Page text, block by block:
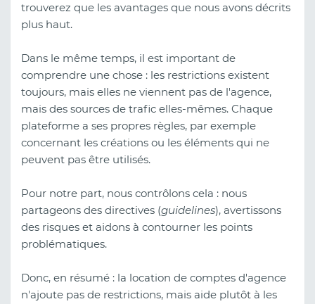
trouverez que les avantages que nous avons décrits
plus haut.
Dans le même temps, il est important de
comprendre une chose : les restrictions existent
toujours, mais elles ne viennent pas de l'agence,
mais des sources de trafic elles-mêmes. Chaque
plateforme a ses propres règles, par exemple
concernant les créations ou les éléments qui ne
peuvent pas être utilisés.
Pour notre part, nous contrôlons cela : nous
partageons des directives (guidelines), avertissons
des risques et aidons à contourner les points
problématiques.
Donc, en résumé : la location de comptes d'agence
n'ajoute pas de restrictions, mais aide plutôt à les